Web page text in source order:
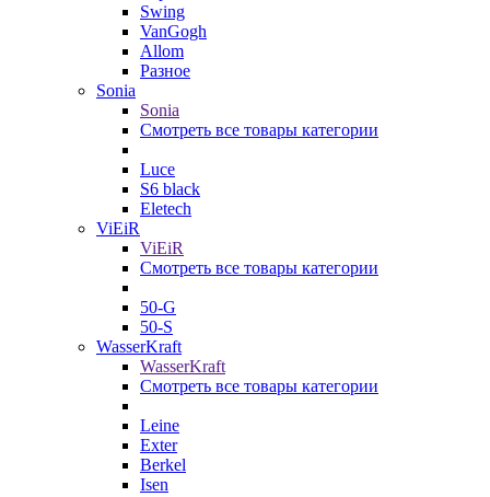
Swing
VanGogh
Allom
Разное
Sonia
Sonia
Смотреть все товары категории
Luce
S6 black
Eletech
ViEiR
ViEiR
Смотреть все товары категории
50-G
50-S
WasserKraft
WasserKraft
Смотреть все товары категории
Leine
Exter
Berkel
Isen